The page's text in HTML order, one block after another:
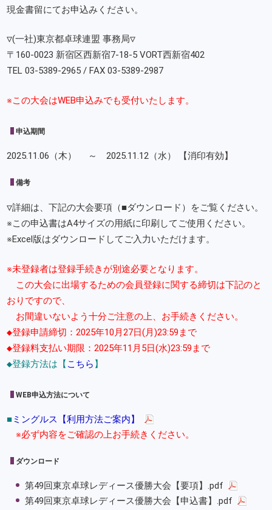
現金書留にてお申込みください。
▽(一社)東京都卓球連盟 事務局▽
〒160-0023 新宿区西新宿7-18-5 VORT西新宿402
TEL03-5389-2965 / FAX03-5389-2987
※この大会はWEB申込みでも受付いたします。
申込期間
2025.11.06（木） ～ 2025.11.12（水） 【消印有効】
備考
▽詳細は、下記の大会要項（■ダウンロード）をご覧ください。
※この申込書はA4サイズの用紙に印刷してご使用ください。
※Excel版はダウンロードしてご入力いただけます。
※未登録者は登録手続きが別途必要となります。
この大会に出場するための会員登録に関する締切は下記のと
おりですので、
お間違いないよう十分ご注意の上、お手続きください。
◆登録申請締切：2025年10月27日(月)23:59まで
◆登録料支払い期限：2025年11月5日(水)23:59まで
◆登録方法は【 こちら 】
WEB申込方法について
■ミングルス【利用方法ご案内】
※必ず内容をご確認の上お手続きください。
ダウンロード
第49回東京卓球レディース優勝大会【要項】.pdf
第49回東京卓球レディース優勝大会【申込書】.pdf